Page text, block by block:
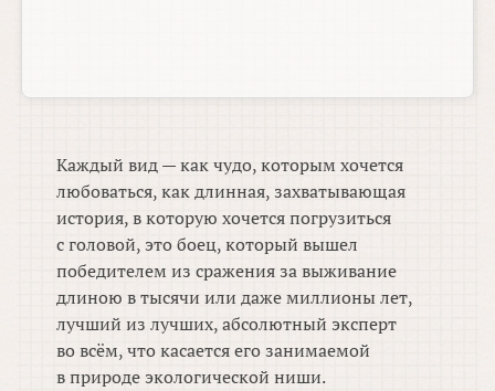
Каждый вид — как чудо, которым хочется
любоваться, как длинная, захватывающая
история, в которую хочется погрузиться
с головой, это боец, который вышел
победителем из сражения за выживание
длиною в тысячи или даже миллионы лет,
лучший из лучших, абсолютный эксперт
во всём, что касается его занимаемой
в природе экологической ниши.